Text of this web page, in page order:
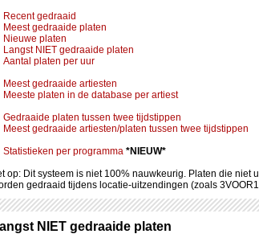
Recent gedraaid
Meest gedraaide platen
Nieuwe platen
Langst NIET gedraaide platen
Aantal platen per uur
Meest gedraaide artiesten
Meeste platen in de database per artiest
Gedraaide platen tussen twee tijdstippen
Meest gedraaide artiesten/platen tussen twee tijdstippen
Statistieken per programma *NIEUW*
op: Dit systeem is niet 100% nauwkeurig. Platen die
gedraaid tijdens locatie-uitzendingen (zoals
NIET gedraaide platen